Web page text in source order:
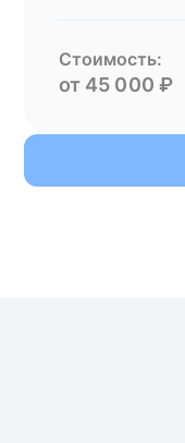
Стоимость:
от 45 000 ₽